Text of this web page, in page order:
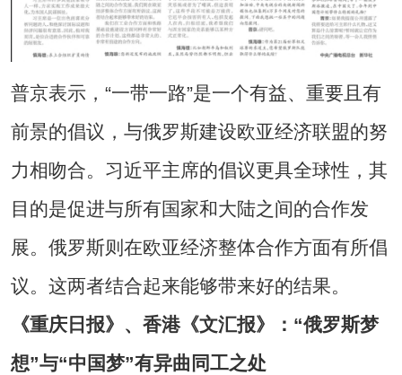
普京表示，“一带一路”是一个有益、重要且有
前景的倡议，与俄罗斯建设欧亚经济联盟的努
力相吻合。习近平主席的倡议更具全球性，其
目的是促进与所有国家和大陆之间的合作发
展。俄罗斯则在欧亚经济整体合作方面有所倡
议。这两者结合起来能够带来好的结果。
《重庆日报》、香港《文汇报》：“俄罗斯梦
想”与“中国梦”有异曲同工之处